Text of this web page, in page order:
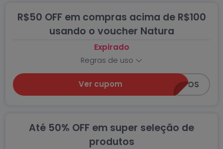
R$50 OFF em compras acima de R$100
usando o voucher Natura
Expirado
Regras de uso
Ver cupom 5MOTIVOS
Até 50% OFF em super seleção de
produtos